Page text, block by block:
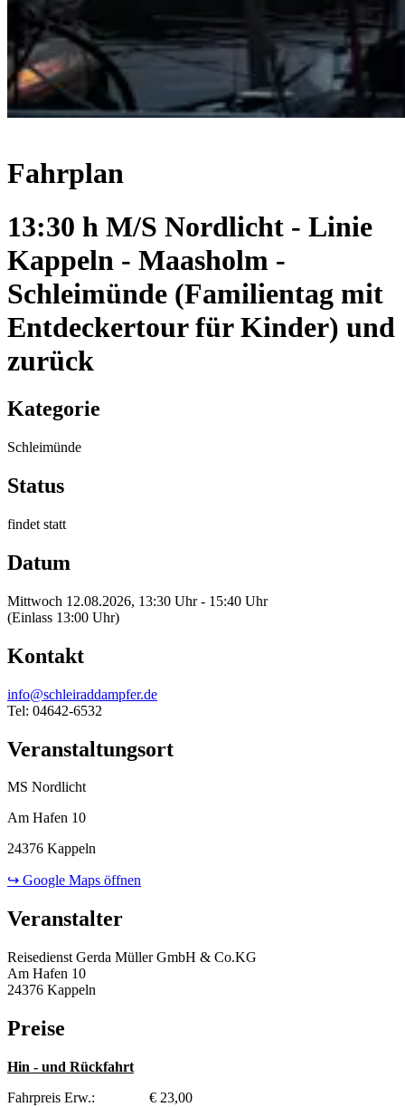
Fahrplan
13:30 h M/S Nordlicht - Linie
Kappeln - Maasholm -
Schleimünde (Familientag mit
Entdeckertour für Kinder) und
zurück
Kategorie
Schleimünde
Status
findet statt
Datum
Mittwoch 12.08.2026, 13:30 Uhr - 15:40 Uhr
(Einlass 13:00 Uhr)
Kontakt
info@schleiraddampfer.de
Tel: 04642-6532
Veranstaltungsort
MS Nordlicht
Am Hafen 10
24376 Kappeln
↪ Google Maps öffnen
Veranstalter
Reisedienst Gerda Müller GmbH & Co.KG
Am Hafen 10
24376 Kappeln
Preise
Hin - und Rückfahrt
Fahrpreis Erw.: € 23,00